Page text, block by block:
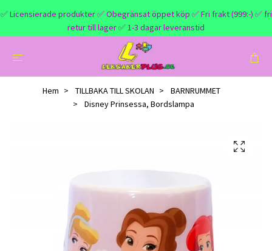
✅ Licensierade produkter ✅ Obegränsat öppet köp ✅ Fri frakt (999:-) ✅ fri
retur till lager ✅ 1-3 dagar leveranstid
Hem TILLBAKA TILL SKOLAN
BARNRUMMET
Disney Prinsessa, Bordslampa